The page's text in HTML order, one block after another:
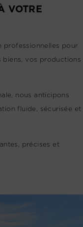
VOTRE
professionnelles pour
biens, vos productions
nous anticipons
fluide, sécurisée et
précises et